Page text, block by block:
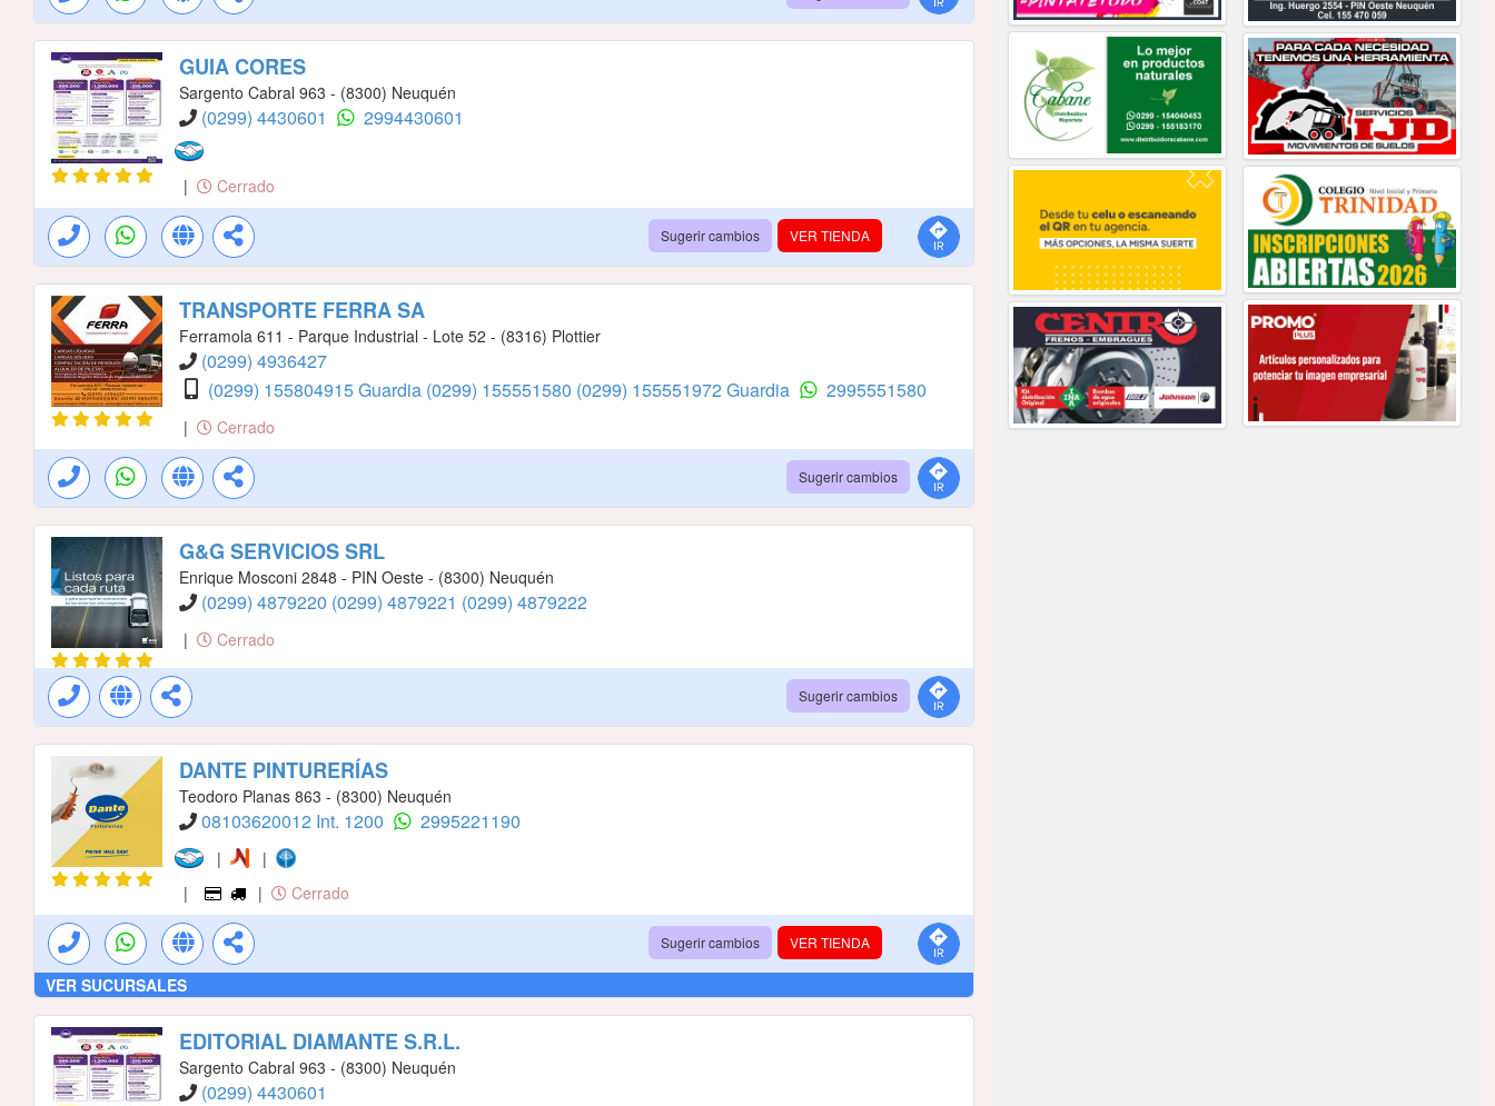
GUIA CORES
Sargento Cabral 963 - (8300) Neuquén
(0299) 4430601 2994430601
| Cerrado
VER TIENDA
Sugerir cambios
TRANSPORTE FERRA SA
Ferramola 611 - Parque Industrial - Lote 52 - (8316) Plottier
(0299) 4936427
(0299) 155804915 Guardia (0299) 155551580 (0299) 155551972 Guardia 2995551580
| Cerrado
Sugerir cambios
G&G SERVICIOS SRL
Enrique Mosconi 2848 - PIN Oeste - (8300) Neuquén
(0299) 4879220 (0299) 4879221 (0299) 4879222
| Cerrado
Sugerir cambios
DANTE PINTURERÍAS
Teodoro Planas 863 - (8300) Neuquén
08103620012 Int. 1200 2995221190
|
|
|
| Cerrado
VER TIENDA
Sugerir cambios
VER SUCURSALES
EDITORIAL DIAMANTE S.R.L.
Sargento Cabral 963 - (8300) Neuquén
(0299) 4430601